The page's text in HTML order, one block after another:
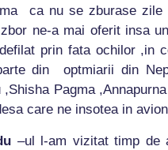
ca nu se zburase
ne-a mai oferit insa
prin fata ochilor ,in
din optmiarii din
,Shisha Pagma
care ne insotea in
–ul l-am vizitat timp de